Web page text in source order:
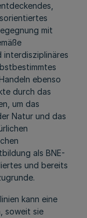
mit
interdisziplinäres
ebenso
durch das
um das
Natur und das
als BNE-
und bereits
kann eine
soweit sie